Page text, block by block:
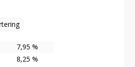
7,95 %
8,25 %